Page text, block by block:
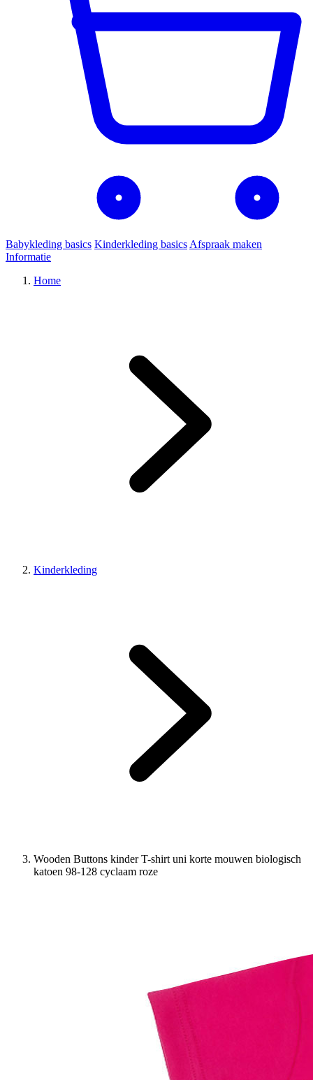
Babykleding basics Kinderkleding basics Afspraak maken
Informatie
Home
Kinderkleding
Wooden Buttons kinder T-shirt uni korte mouwen biologisch
katoen 98-128 cyclaam roze